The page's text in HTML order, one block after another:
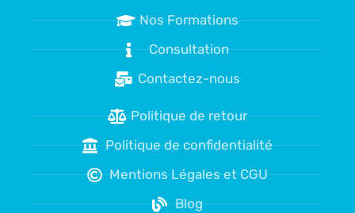
Nos Formations
Consultation
Contactez-nous
Politique de retour
Politique de confidentialité
Mentions Légales et CGU
Blog